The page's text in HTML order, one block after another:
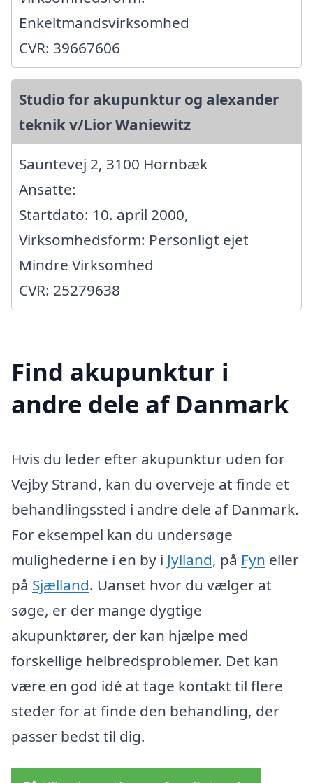
Enkeltmandsvirksomhed
CVR: 39667606
Studio for akupunktur og alexander
teknik v/Lior Waniewitz
Sauntevej 2, 3100 Hornbæk
Ansatte:
Startdato: 10. april 2000,
Virksomhedsform: Personligt ejet
Mindre Virksomhed
CVR: 25279638
Find akupunktur i
andre dele af Danmark
Hvis du leder efter akupunktur uden for
Vejby Strand, kan du overveje at finde et
behandlingssted i andre dele af Danmark.
For eksempel kan du undersøge
mulighederne i en by i Jylland, på Fyn eller
på Sjælland. Uanset hvor du vælger at
søge, er der mange dygtige
akupunktører, der kan hjælpe med
forskellige helbredsproblemer. Det kan
være en god idé at tage kontakt til flere
steder for at finde den behandling, der
passer bedst til dig.